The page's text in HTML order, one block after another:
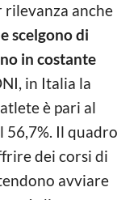
rilevanza anche
scelgono di
in costante
in Italia la
è pari al
56,7%. Il quadro
dei corsi di
avviare